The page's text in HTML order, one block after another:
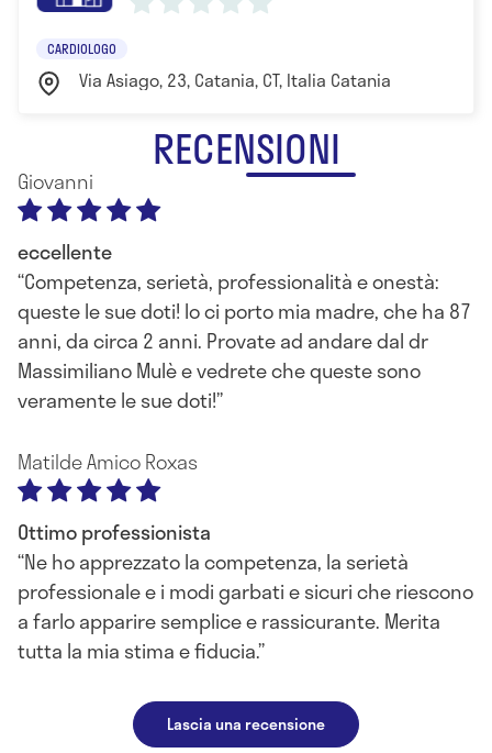
CARDIOLOGO
Via Asiago, 23, Catania, CT, Italia Catania
RECENSIONI
Giovanni
eccellente
Competenza, serietà, professionalità e onestà:
queste le sue doti! Io ci porto mia madre, che ha 87
anni, da circa 2 anni. Provate ad andare dal dr
Massimiliano Mulè e vedrete che queste sono
veramente le sue doti!
Matilde Amico Roxas
Ottimo professionista
Ne ho apprezzato la competenza, la serietà
professionale e i modi garbati e sicuri che riescono
a farlo apparire semplice e rassicurante. Merita
tutta la mia stima e fiducia.
Lascia una recensione